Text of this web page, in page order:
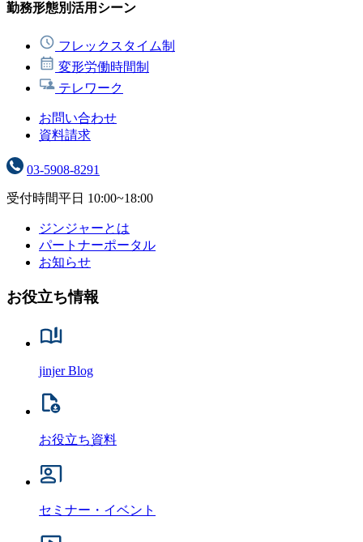
勤務形態別活用シーン
フレックスタイム制
変形労働時間制
テレワーク
お問い合わせ
資料請求
03-5908-8291
受付時間平日 10:00~18:00
ジンジャーとは
パートナーポータル
お知らせ
お役立ち情報
jinjer Blog
お役立ち資料
セミナー・イベント